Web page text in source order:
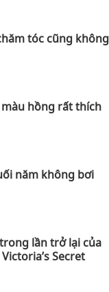
tóc cũng không
hồng rất thích
năm không bơi
lần trở lại của
Secret